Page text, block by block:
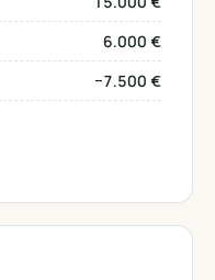
6.000 €
−7.500 €